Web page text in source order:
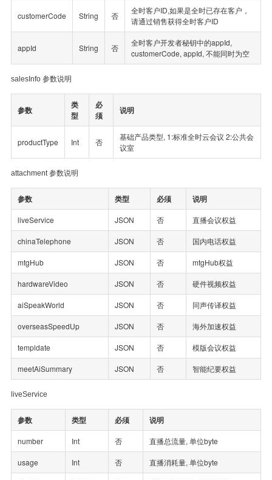
customerCode String 否
全时客户ID,如果是全时已存在客户，
请通过销售获得全时客户ID
appId String 否
全时客户开发者秘钥中的appId,
customerCode, appId, 不能同时为空
salesInfo 参数说明
参数
类
型
必
须
说明
productType Int 否
基础产品类型, 1:标准全时云会议 2:公共会
议室
attachment 参数说明
参数 类型 必须 说明
liveService JSON 否 直播会议权益
chinaTelephone JSON 否 国内电话权益
mtgHub JSON 否 mtgHub权益
hardwareVideo JSON 否 硬件视频权益
aiSpeakWorld JSON 否 同声传译权益
overseasSpeedUp JSON 否 海外加速权益
templdate JSON 否 模版会议权益
meetAiSummary JSON 否 智能纪要权益
liveService
参数 类型 必须 说明
number Int 否 直播总流量, 单位byte
usage Int 否 直播消耗量, 单位byte